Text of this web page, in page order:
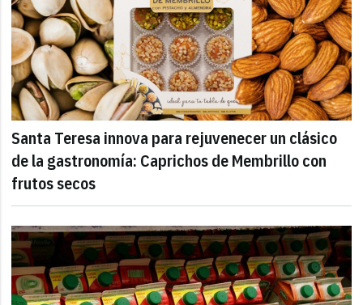
Santa Teresa innova para rejuvenecer un clásico
de la gastronomía: Caprichos de Membrillo con
frutos secos